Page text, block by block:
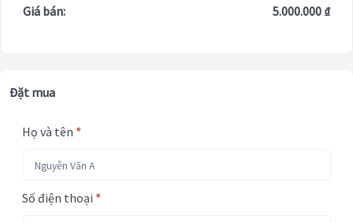
Giá bán: 5.000.000 ₫
Đặt mua
Họ và tên *
Số điện thoại *